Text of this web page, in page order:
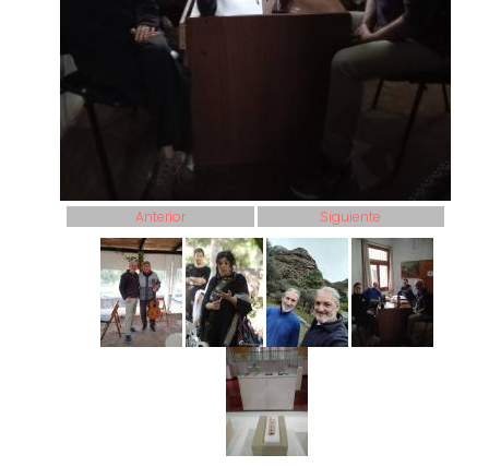
Anterior Siguiente